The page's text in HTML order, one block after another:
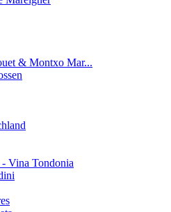
& Montxo Mar...
Vina Tondonia